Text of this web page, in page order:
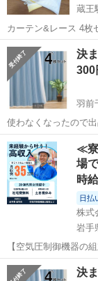
蔵王
カーテン&レース 4枚
す。 使用期間半年 強
ト飼育なし、禁煙。
山形 山形市
決
300
羽前
使わなくなったので
イズは画像に貼って
願いします。
山形 山形市
カーテン
≪寮
場
時
日払
株式
岩手
【空気圧制御機器の
カー通勤OK＆工場敷地内に無料
気圧制御機器（シリ
岩手 釜石市
決